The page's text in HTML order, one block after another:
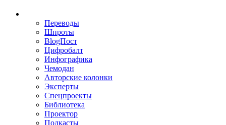
Переводы
Шпроты
BlogПост
Цифробалт
Инфографика
Чемодан
Авторские колонки
Эксперты
Спецпроекты
Библиотека
Проектор
Подкасты